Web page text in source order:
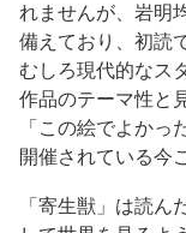
れませんが、岩明
備えており、初読
むしろ現代的なス
作品のテーマ性と
「この絵でよか
開催されている今
「寄生獣」は読ん